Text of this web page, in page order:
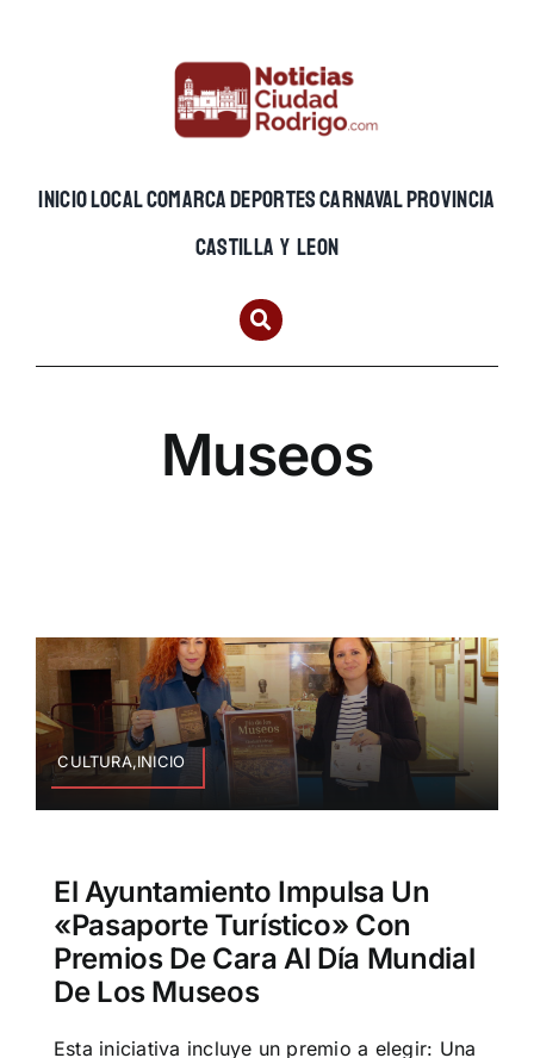
INICIOLOCALCOMARCADEPORTESCARNAVALPROVINCIA
CASTILLA Y LEON
Museos
CULTURA,INICIO
El Ayuntamiento Impulsa Un
«Pasaporte Turístico» Con
Premios De Cara Al Día Mundial
De Los Museos
Esta iniciativa incluye un premio a elegir: Una